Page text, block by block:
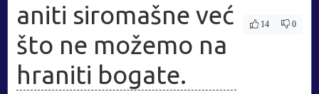
aniti siromašne već
što ne možemo na
hraniti bogate.
14 0